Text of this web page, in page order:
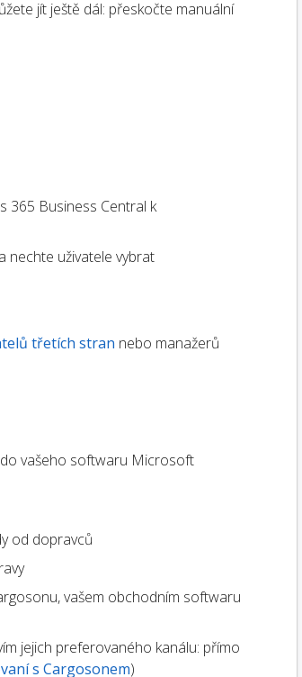
jít ještě dál: přeskočte manuální
365 Business Central k
nechte uživatele vybrat
třetích stran nebo manažerů
vašeho softwaru Microsoft
od dopravců
vašem obchodním softwaru
jejich preferovaného kanálu: přímo
s Cargosonem)